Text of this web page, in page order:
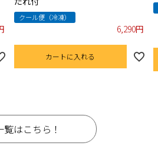
クール便（冷凍）
6,290
カートに入れる
はこちら！